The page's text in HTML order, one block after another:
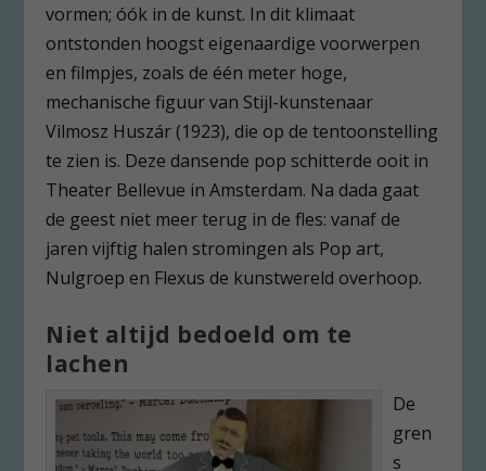
vormen; óók in de kunst. In dit klimaat
ontstonden hoogst eigenaardige voorwerpen
en filmpjes, zoals de één meter hoge,
mechanische figuur van Stijl-kunstenaar
Vilmosz Huszár (1923), die op de tentoonstelling
te zien is. Deze dansende pop schitterde ooit in
Theater Bellevue in Amsterdam. Na dada gaat
de geest niet meer terug in de fles: vanaf de
jaren vijftig halen stromingen als Pop art,
Nulgroep en Flexus de kunstwereld overhoop.
Niet altijd bedoeld om te
lachen
De
gren
s